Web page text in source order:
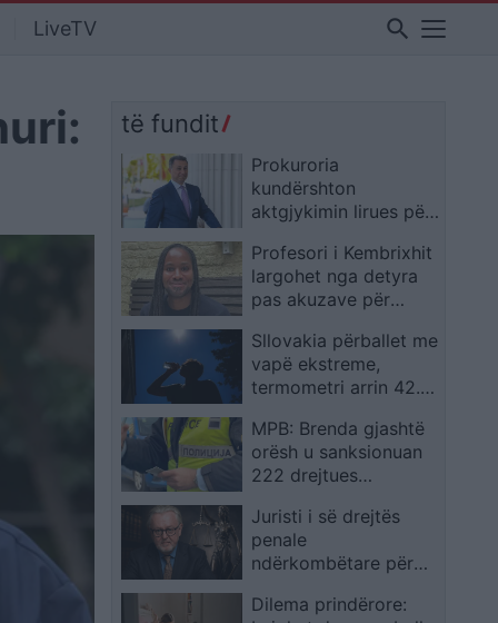
LiveTV search
të fundit
Prokuroria
kundërshton
aktgjykimin lirues për
“Talir 2
Profesori i Kembrixhit
largohet nga detyra
pas akuzave për
pasaktësi akademike
Sllovakia përballet me
vapë ekstreme,
termometri arrin 42.2
MPB: Brenda gjashtë
orësh u sanksionuan
222 drejtues
Juristi i së drejtës
penale
ndërkombëtare për
kompetencë Dhomat
Dilema prindërore: